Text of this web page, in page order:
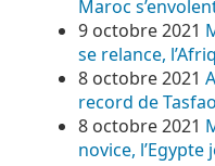
Maroc
9 octobre 2021
se relance,
8 octobre 2021
record de
8 octobre 2021
novice,